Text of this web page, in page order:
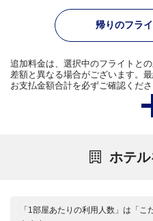
帰りのフラ
追加料金は、選択中のフライトと
差額と異なる場合がございます。
お支払金額合計を必ずご確認くださ
ホテ
「1部屋あたりの利用人数」は「